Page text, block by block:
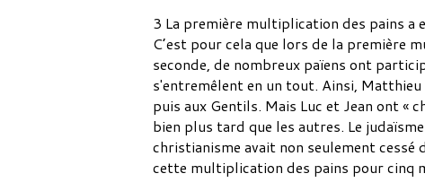
3 La première multiplication des pains a
C’est pour cela que lors de la première
seconde, de nombreux païens ont
s'entremêlent en un tout. Ainsi,
puis aux Gentils. Mais Luc et Jean ont «
bien plus tard que les autres. Le
christianisme avait non seulement
cette multiplication des pains pour cinq